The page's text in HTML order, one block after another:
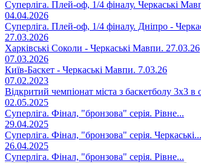
Суперліга. Плей-оф, 1/4 фіналу. Черкаські
04.04.2026
Суперліга. Плей-оф, 1/4 фіналу. Дніпро -
27.03.2026
Харківські Соколи - Черкаські Мавпи. 27.03.26
07.03.2026
Київ-Баскет - Черкаські Мавпи. 7.03.26
07.02.2023
Відкритий чемпіонат міста з баскетболу 3х3
02.05.2025
Суперліга. Фінал, "бронзова" серія. Рівне...
29.04.2025
Суперліга. Фінал, "бронзова" серія. Черкаські...
26.04.2025
Суперліга. Фінал, "бронзова" серія. Рівне...